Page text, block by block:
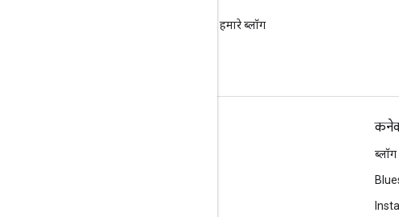
ज़रूरी सूचनाओं के लिए हमारे ब्लॉग
ब्लॉग